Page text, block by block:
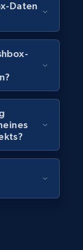
Initial
and more.
kaufen
Profile
Profile
Daten